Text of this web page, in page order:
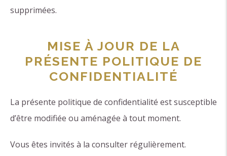
supprimées.
MISE À JOUR DE LA
PRÉSENTE POLITIQUE DE
CONFIDENTIALITÉ
La présente politique de confidentialité est susceptible
d’être modifiée ou aménagée à tout moment.
Vous êtes invités à la consulter régulièrement.